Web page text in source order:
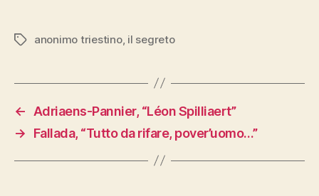
Tagsanonimo triestino, il segreto
←
Adriaens-Pannier, “Léon Spilliaert”
→
Fallada, “Tutto da rifare, pover’uomo…”